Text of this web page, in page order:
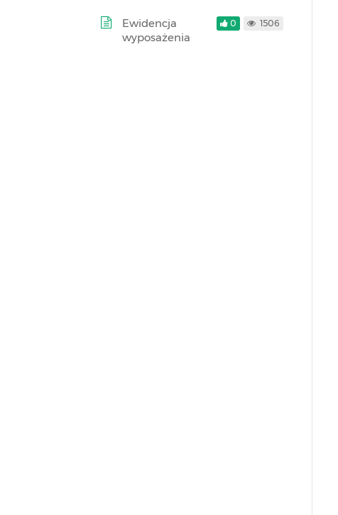
Ewidencja
wyposażenia
0 1506